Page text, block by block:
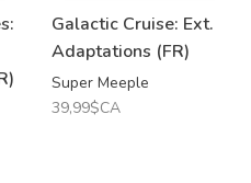
Galactic Cruise: Ext.
Adaptations (FR)
Super Meeple
39,99$CA